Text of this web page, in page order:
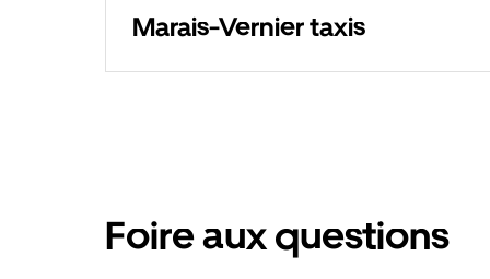
Marais-Vernier taxis
Foire aux questions